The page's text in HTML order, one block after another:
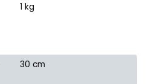
1 kg
30 cm